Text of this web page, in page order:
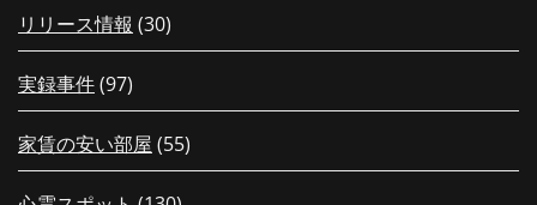
リリース情報 (30)
実録事件(97)
家賃の安い部屋 (55)